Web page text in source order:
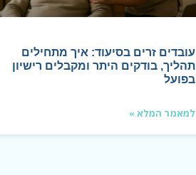
עובדים זרים בסיעוד: איך מתחילים
תהליך, בודקים היתר ומקבלים רישיון
בפועל
למאמר המלא »